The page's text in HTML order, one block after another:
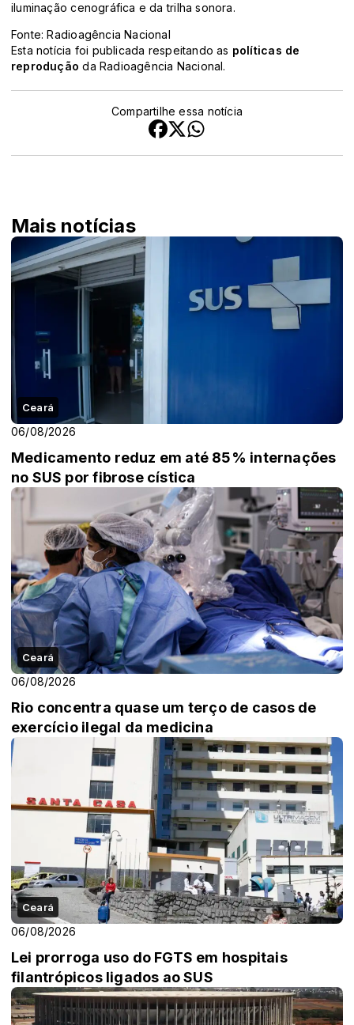
iluminação cenográfica e da trilha sonora.
Fonte: Radioagência Nacional
Esta notícia foi publicada respeitando as políticas de
reprodução da Radioagência Nacional.
Compartilhe essa notícia
Mais notícias
Ceará
06/08/2026
Medicamento reduz em até 85% internações
no SUS por fibrose cística
Ceará
06/08/2026
Rio concentra quase um terço de casos de
exercício ilegal da medicina
Ceará
06/08/2026
Lei prorroga uso do FGTS em hospitais
filantrópicos ligados ao SUS